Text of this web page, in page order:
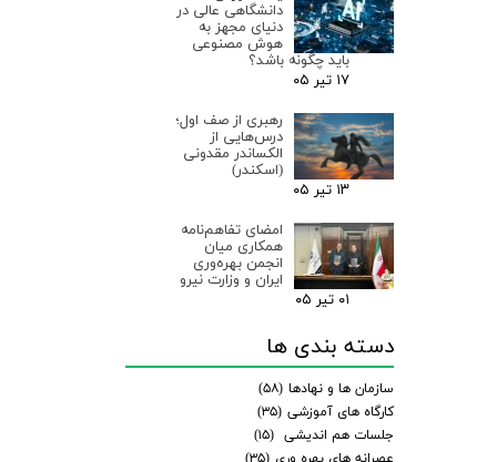
دانشگاهی عالی در
دنیای مجهز به
هوش مصنوعی
باید چگونه باشد؟
۱۷ تیر ۰۵
رهبری از صف اول؛
درس‌هایی از
الکساندر مقدونی
(اسکندر)
۱۳ تیر ۰۵
امضای تفاهم‌نامه
همکاری میان
انجمن بهره‌وری
ایران و وزارت نیرو
۰۱ تیر ۰۵
دسته بندی ها
سازمان ها و نهادها (۵۸)
کارگاه های آموزشی (۳۵)
جلسات هم اندیشی (۱۵)